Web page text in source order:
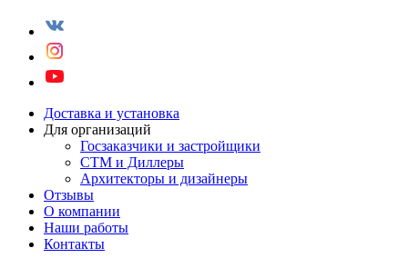
Доставка и установка
Для организаций
Госзаказчики и застройщики
СТМ и Диллеры
Архитекторы и дизайнеры
Отзывы
О компании
Наши работы
Контакты